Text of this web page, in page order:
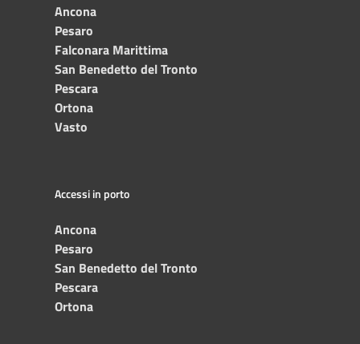
Ancona
Pesaro
Falconara Marittima
San Benedetto del Tronto
Pescara
Ortona
Vasto
Accessi in porto
Ancona
Pesaro
San Benedetto del Tronto
Pescara
Ortona